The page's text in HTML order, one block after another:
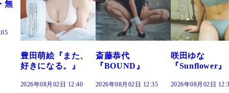
斎藤恭代
『BOUND』
2026年08月02日 12:35
咲田ゆな
『Sunflower』
2026年08月02日 12:30
藤水咲桜『花
だまり』
2026年08月02日